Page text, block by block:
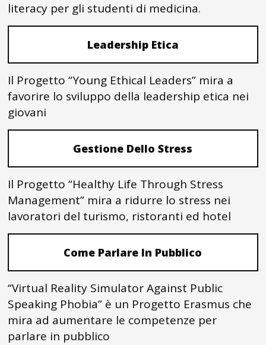
literacy per gli studenti di medicina.
Leadership Etica
Il Progetto “Young Ethical Leaders” mira a
favorire lo sviluppo della leadership etica nei
giovani
Gestione Dello Stress
Il Progetto “Healthy Life Through Stress
Management” mira a ridurre lo stress nei
lavoratori del turismo, ristoranti ed hotel
Come Parlare In Pubblico
“Virtual Reality Simulator Against Public
Speaking Phobia” è un Progetto Erasmus che
mira ad aumentare le competenze per
parlare in pubblico